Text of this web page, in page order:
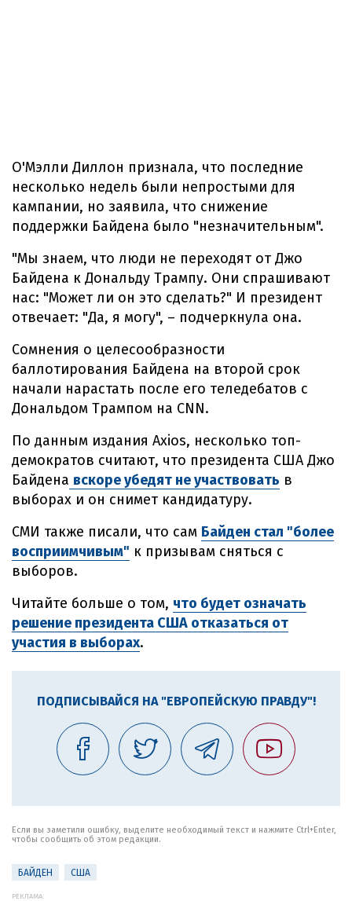
О'Мэлли Диллон признала, что последние
несколько недель были непростыми для
кампании, но заявила, что снижение
поддержки Байдена было "незначительным".
"Мы знаем, что люди не переходят от Джо
Байдена к Дональду Трампу. Они спрашивают
нас: "Может ли он это сделать?" И президент
отвечает: "Да, я могу", – подчеркнула она.
Сомнения о целесообразности
баллотирования Байдена на второй срок
начали нарастать после его теледебатов с
Дональдом Трампом на CNN.
По данным издания Axios, несколько топ-
демократов считают, что президента США Джо
Байдена вскоре убедят не участвовать в
выборах и он снимет кандидатуру.
СМИ также писали, что сам Байден стал "более
восприимчивым" к призывам сняться с
выборов.
Читайте больше о том, что будет означать
решение президента США отказаться от
участия в выборах.
ПОДПИСЫВАЙСЯ НА "ЕВРОПЕЙСКУЮ ПРАВДУ"!
Если вы заметили ошибку, выделите необходимый текст и нажмите Ctrl+Enter,
чтобы сообщить об этом редакции.
БАЙДЕН США
РЕКЛАМА: